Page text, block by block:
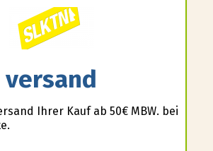
versand
Ihrer Kauf ab 50€ MBW. bei